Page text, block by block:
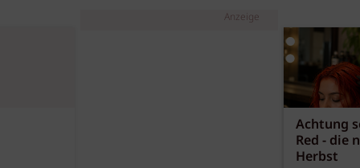
Anzeige
Achtung
Red - die
Herbst